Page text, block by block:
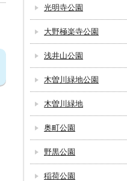
光明寺公園
大野極楽寺公園
浅井山公園
木曽川緑地公園
木曽川緑地
奥町公園
野黒公園
稲荷公園